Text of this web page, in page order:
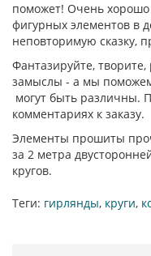
поможет! Очень хорошо
фигурных элементов в
неповторимую сказку,
Фантазируйте,
замыслы - а мы
могут быть различны.
комментариях к заказу.
Элементы прошиты
за 2 метра
кругов.
Теги: гирлянды, круги,